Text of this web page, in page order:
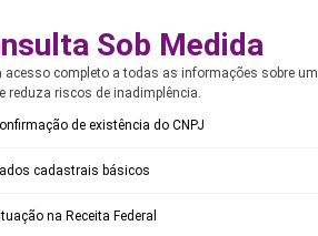
Sob Medida
acesso completo a todas as informações sobre um
reduza riscos de inadimplência.
de existência do CNPJ
cadastrais básicos
na Receita Federal